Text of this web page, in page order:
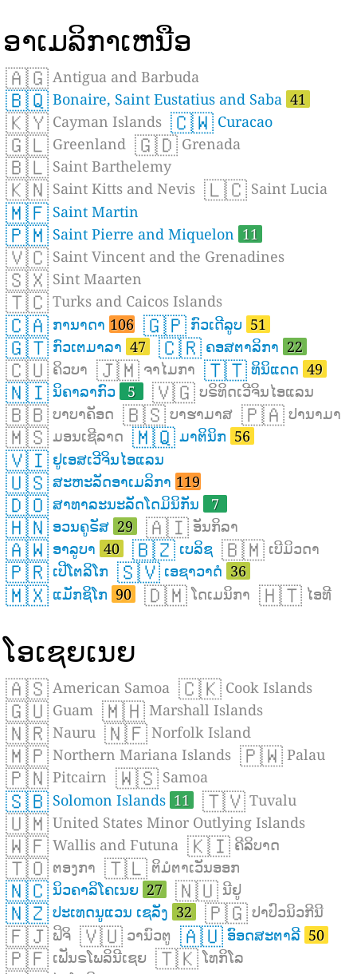
ອາເມລິກາເຫນືອ
🇦🇬 Antigua and Barbuda
🇧🇶 Bonaire, Saint Eustatius and Saba 41
🇰🇾 Cayman Islands 🇨🇼 Curacao
🇬🇱 Greenland 🇬🇩 Grenada
🇧🇱 Saint Barthelemy
🇰🇳 Saint Kitts and Nevis 🇱🇨 Saint Lucia
🇲🇫 Saint Martin
🇵🇲 Saint Pierre and Miquelon 11
🇻🇨 Saint Vincent and the Grenadines
🇸🇽 Sint Maarten
🇹🇨 Turks and Caicos Islands
🇨🇦 ການາດາ 106 🇬🇵 ກົວເດີລູບ 51
🇬🇹 ກົວເຕມາລາ 47 🇨🇷 ຄອສຕາລິກາ 22
🇨🇺 ຄິວບາ 🇯🇲 ຈາໄມກາ 🇹🇹 ທິນິແດດ 49
🇳🇮 ນິຄາລາກົວ 5 🇻🇬 ບຣິທິດເວີຈິນໄອແລນ
🇧🇧 ບາບາຄັອດ 🇧🇸 ບາຮາມາສ 🇵🇦 ປານາມາ
🇲🇸 ມອນເຊີລາດ 🇲🇶 ມາຕິນິກ 56
🇻🇮 ຢູເອສເວີຈິນໄອແລນ
🇺🇸 ສະຫະລັດອາເມລິກາ 119
🇩🇴 ສາທາລະນະລັດໂດມິນິກັນ 7
🇭🇳 ອວນຄູຣັສ 29 🇦🇮 ອັນກິລາ
🇦🇼 ອາລູບາ 40 🇧🇿 ເບລິຊ 🇧🇲 ເບີມິວດາ
🇵🇷 ເປີໂຕລິໂກ 🇸🇻 ເອຊາວາດໍ 36
🇲🇽 ແມັກຊິໂກ 90 🇩🇲ໂດເມນິກາ 🇭🇹 ໄອທີ
ໂອເຊຍເນຍ
🇦🇸 American Samoa 🇨🇰 Cook Islands
🇬🇺 Guam 🇲🇭 Marshall Islands
🇳🇷 Nauru 🇳🇫 Norfolk Island
🇲🇵 Northern Mariana Islands 🇵🇼 Palau
🇵🇳 Pitcairn 🇼🇸 Samoa
🇸🇧 Solomon Islands 11 🇹🇻 Tuvalu
🇺🇲 United States Minor Outlying Islands
🇼🇫 Wallis and Futuna 🇰🇮 ຄີລິບາດ
🇹🇴 ຕອງກາ 🇹🇱 ຕິມໍຕາເວັນອອກ
🇳🇨 ນິວຄາລິໂຄເນຍ 27 🇳🇺 ນີຢູ
🇳🇿 ປະເທດນູແວນ ເຊລັງ 32 🇵🇬 ປາປົວນິວກີນີ
🇫🇯 ຟິຈິ 🇻🇺 ວານົວຕູ 🇦🇺 ອົອດສະຕາລີ 50
🇵🇫 ເຟັນຣໂພລິນີເຊຍ 🇹🇰ໂທກິໂລ